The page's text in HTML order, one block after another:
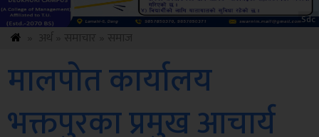
Amb
मालपोत कार्यालय
भक्तपुरका प्रमुख आचार्य